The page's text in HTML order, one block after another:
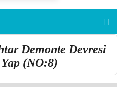
Demonte Devresi
(NO:8)